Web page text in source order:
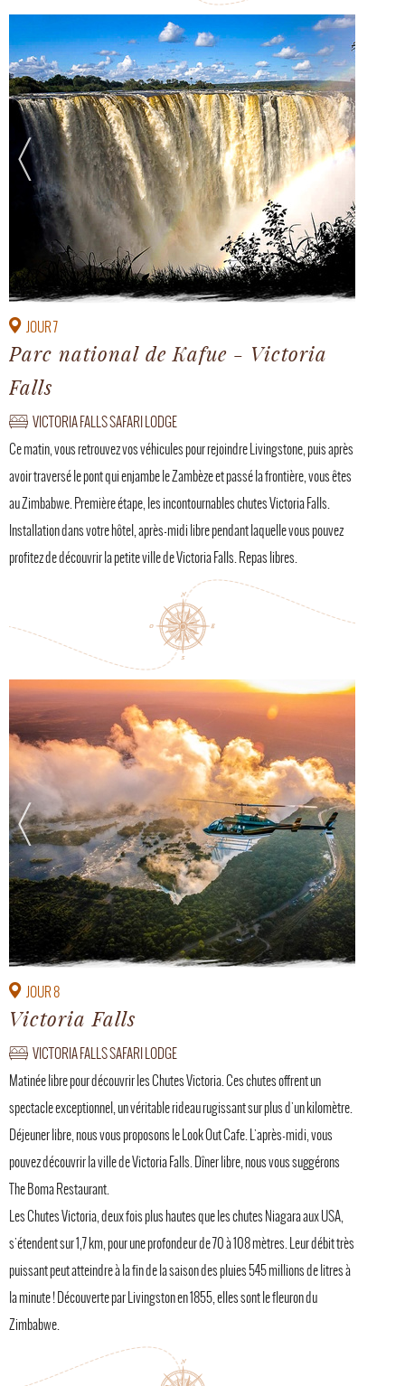
JOUR 7
Parc national de Kafue - Victoria
Falls
VICTORIA FALLS SAFARI LODGE
Ce matin, vous retrouvez vos véhicules pour rejoindre Livingstone, puis après
avoir traversé le pont qui enjambe le Zambèze et passé la frontière, vous êtes
au Zimbabwe. Première étape, les incontournables chutes Victoria Falls.
Installation dans votre hôtel, après-midi libre pendant laquelle vous pouvez
profitez de découvrir la petite ville de Victoria Falls. Repas libres.
JOUR 8
Victoria Falls
VICTORIA FALLS SAFARI LODGE
Matinée libre pour découvrir les Chutes Victoria. Ces chutes offrent un
spectacle exceptionnel, un véritable rideau rugissant sur plus d'un kilomètre.
Déjeuner libre, nous vous proposons le Look Out Cafe. L'après-midi, vous
pouvez découvrir la ville de Victoria Falls. Dîner libre, nous vous suggérons
The Boma Restaurant.
Les Chutes Victoria, deux fois plus hautes que les chutes Niagara aux USA,
s'étendent sur 1,7 km, pour une profondeur de 70 à 108 mètres. Leur débit très
puissant peut atteindre à la fin de la saison des pluies 545 millions de litres à
la minute ! Découverte par Livingston en 1855, elles sont le fleuron du
Zimbabwe.